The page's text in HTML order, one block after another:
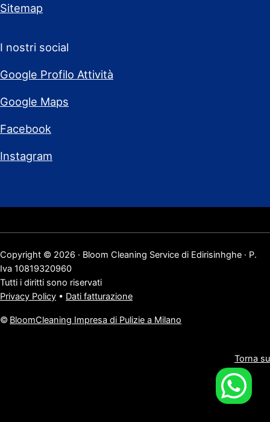
Sitemap
I nostri social
Google Profilo Attività
Google Maps
Facebook
Instagram
Copyright © 2026 · Bloom Cleaning Service di Edirisinhghe · P.
Iva 10819320960
Tutti i diritti sono riservati
Privacy Policy • Dati fatturazione
© BloomCleaning Impresa di Pulizie a Milano
Torna su